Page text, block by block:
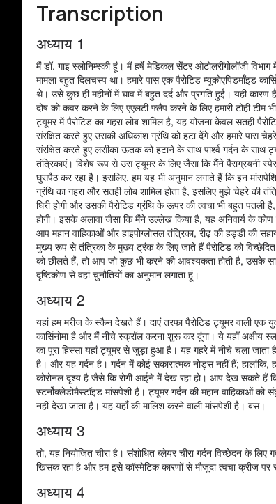
Transcription
अध्याय 1
मैं डॉ. गाइ स्लोनिम्स्की हूं। मैं हर्षे मेडिकल सेंटर ओटोलरींगोलॉजी
मामला बहुत दिलचस्प था। हमारे पास एक पैरोटिड म्यूकोएपिडर्मॉइड
थे। उसे कुछ ही महीनों में घाव में बहुत दर्द और प्रगति हुई। यही कारण
दोष को कवर करने के लिए एएलटी फ्लैप करने के लिए हमारी टोही टीम
ट्यूमर में पैरोटिड का गहरा लोब शामिल है, यह योजना केवल सतही
संरक्षित करते हुए उसकी अधिकांश ग्रंथि को हटा देंगे और हमारे पास
संरक्षित करते हुए लसीका ऊतक को हटाने के साथ पार्श्व गर्दन के साथ
तंत्रिकाएं। विशेष रूप से उस ट्यूमर के लिए जैसा कि मैंने पैराग्रयनी
घुसपैठ कर रहा है। इसलिए, हम यह भी अनुमान लगाते हैं कि इन
ग्रंथि का गहरा और सतही लोब शामिल होता है, इसलिए मुझे चेहरे की
घिरी होगी और उसकी पैरोटिड ग्रंथि के ऊपर की त्वचा भी बहुत
होगी। इसके अलावा जैसा कि मैंने उल्लेख किया है, यह अनिवार्य के
आप महान वाहिकाओं और हाइपोग्लोसल तंत्रिका, रीढ़ की हड्डी की
मुख्य रूप से तंत्रिका के मुख्य ट्रंक के लिए जाते हैं पैरोटिड को
को छीलते हैं, तो आप जो कुछ भी करने की आवश्यकता होती है, उसके
दृष्टिकोण से वहां चुनौतियों का अनुमान लगाता हूं।
अध्याय 2
यहां हम मरीज के स्कैन देखते हैं। दाएं तरफा पैरोटिड ट्यूमर वाली एक
कार्सिनोमा है और मैं नीचे स्क्रॉल करना शुरू कर दूंगा। ये यहाँ
का पूरा हिस्सा यहां ट्यूमर से जुड़ा हुआ है। यह गहरे में नीचे चला
है। और यह गर्दन है। गर्दन में कोई सकारात्मक नोड्स नहीं हैं;
कोरोनल दृश्य है जैसे कि रोगी आईने में देख रहा हो। आप देख सकते
स्टर्नोक्लेडोमैस्टॉइड मांसपेशी है। ट्यूमर गर्दन की महान वाहिकाओं
नहीं देखा जाता है। यह यहाँ की मालिश करने वाली मांसपेशी है। बस।
अध्याय 3
तो, यह नियोजित चीरा है। संशोधित ब्लेयर चीरा गर्दन विच्छेदन के
खिसक रहा है और हम इसे कॉस्मेटिक कारणों से मौजूदा त्वचा क्रीज
अध्याय 4